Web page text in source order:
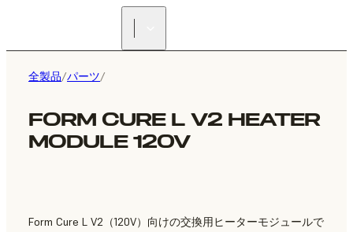
全製品/パーツ/
FORM CURE L V2 HEATER
MODULE 120V
Form Cure L V2（120V）向けの交換用ヒーターモジュールで